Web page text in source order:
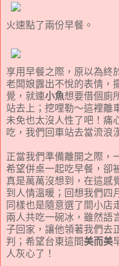
火速點了兩份早餐。
享用早餐之際，原以為終
老闆娘露出不悅的表情，
覺，就連小魚想要借個廁
站去上；挖哩勒～這裡離
未免也太沒人性了吧！痛
吃，我們回車站去當流浪
正當我們準備離開之際，
希望併桌一起吃早餐，卻
真是萬萬沒想到，在這感
到人情溫暖；回想我們四
同樣也是隨意選了間小店
兩人共吃一碗冰，雖然語
子回家，讓他領著我們去
判；希望台東這間美而美
人灰心了！